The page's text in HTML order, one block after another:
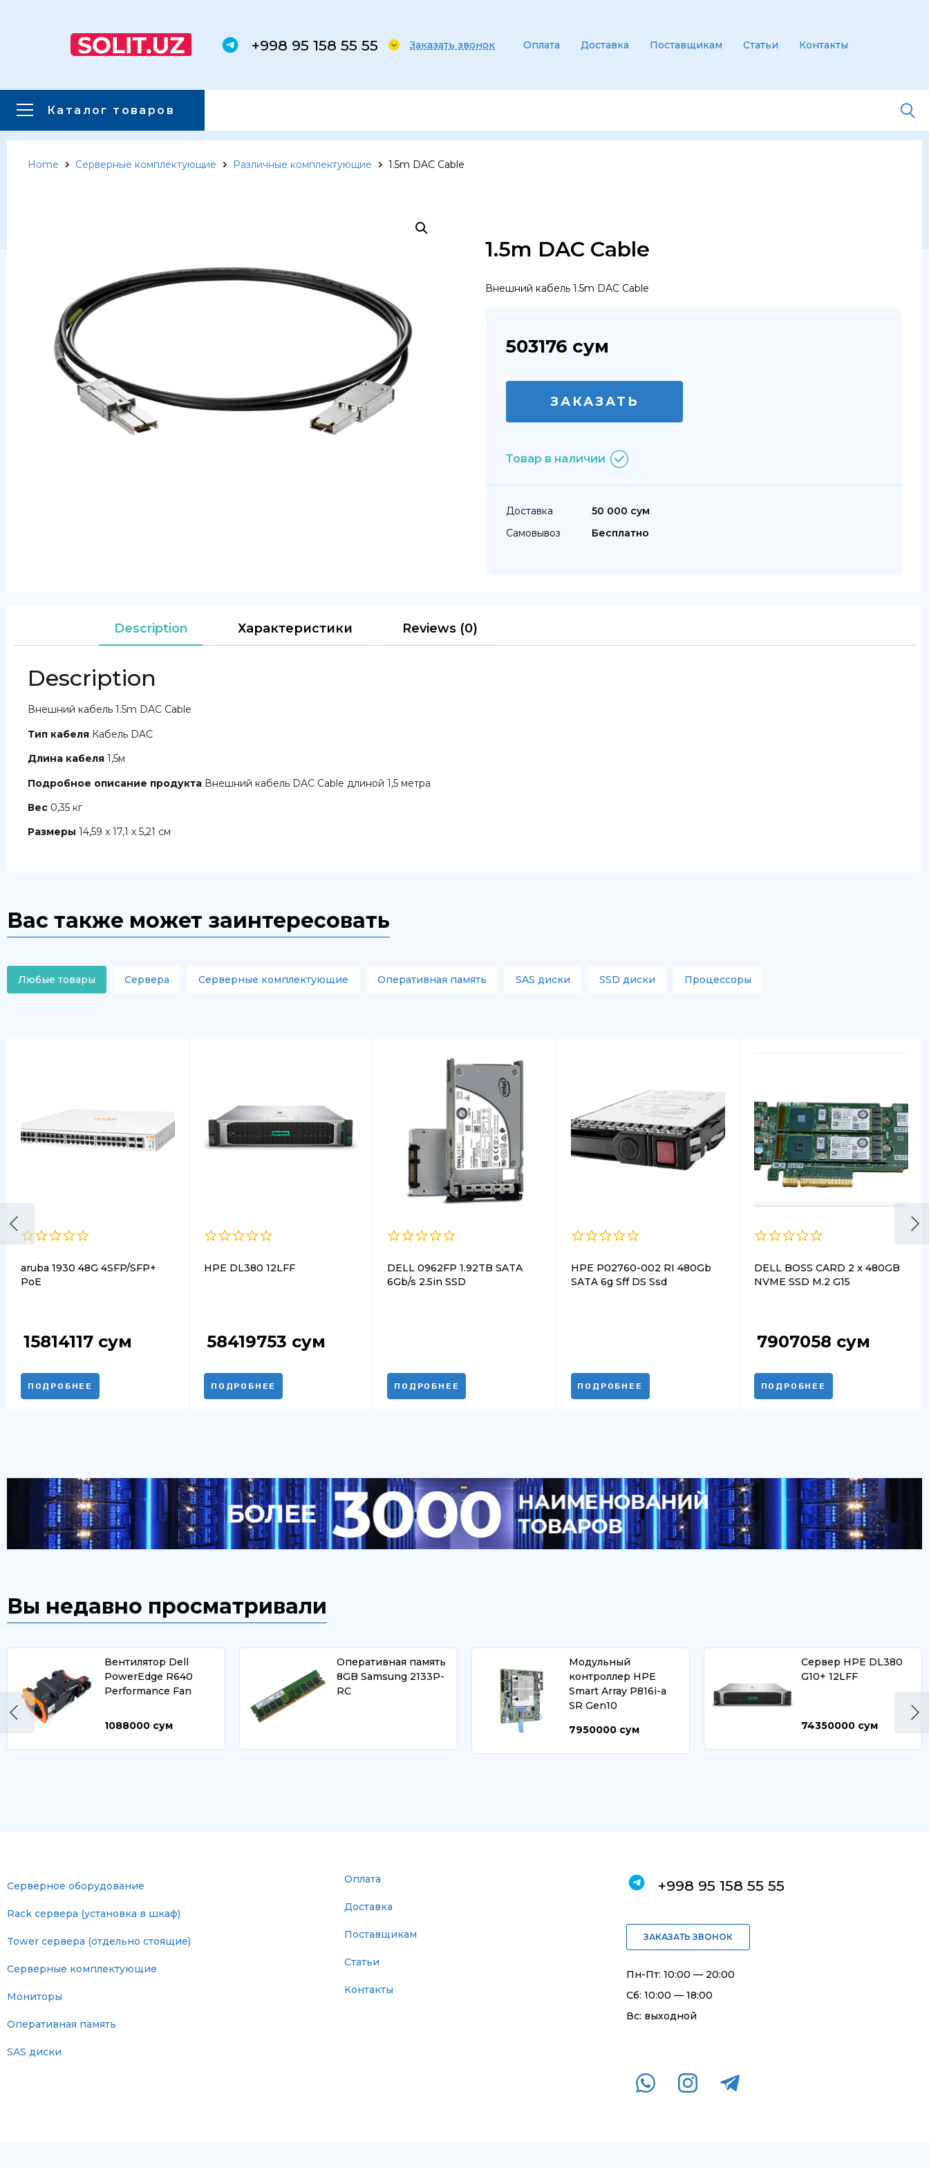
+998 95 158 55 55 Заказать звонок Оплата Доставка Поставщикам Статьи Контакты
Каталог товаров
Главная Каталог товаров
Серверные комплектующие
Оперативная память
SAS диски
SSD диски
Home Серверные комплектующие Различные комплектующие 1.5m DAC Cable
1.5m DAC Cable
Внешний кабель 1.5m DAC Cable
503176 сум
ЗАКАЗАТЬ
Товар в наличии
Доставка
50 000 сум
Самовывоз
Бесплатно
Description Характеристики Reviews (0)
Description
Внешний кабель 1.5m DAC Cable
Тип кабеля Кабель DAC
Длина кабеля 1,5м
Подробное описание продукта Внешний кабель DAC Cable длиной 1,5 метра
Вес 0,35 кг
Размеры 14,59 x 17,1 x 5,21 см
Вас также может заинтересовать
Любые товары Сервера Серверные комплектующие Оперативная память SAS диски SSD диски Процессоры
aruba 1930 48G 4SFP/SFP+
PoE
15814117 сум
ПОДРОБНЕЕ
HPE DL380 12LFF
58419753 сум
ПОДРОБНЕЕ
DELL 0962FP 1.92TB SATA
6Gb/s 2.5in SSD
ПОДРОБНЕЕ
HPE P02760-002 RI 480Gb
SATA 6g Sff DS Ssd
ПОДРОБНЕЕ
DELL BOSS CARD 2 x 480GB
NVME SSD M.2 G15
7907058 сум
ПОДРОБНЕЕ
Вы недавно просматривали
Вентилятор Dell
PowerEdge R640
Performance Fan
1088000 сум
Оперативная память
8GB Samsung 2133P-
RC
Модульный
контроллер HPE
Smart Array P816i-a
SR Gen10
7950000 сум
Сервер HPE DL380
G10+ 12LFF
74350000 сум
Серверное оборудование
Rack сервера (установка в шкаф)
Tower сервера (отдельно стоящие)
Серверные комплектующие
Мониторы
Оперативная память
SAS диски
Оплата
Доставка
Поставщикам
Статьи
Контакты
+998 95 158 55 55
ЗАКАЗАТЬ ЗВОНОК
Пн-Пт: 10:00 — 20:00
Сб: 10:00 — 18:00
Вс: выходной